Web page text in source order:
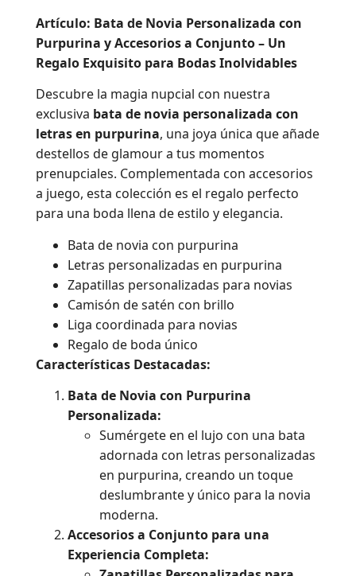
Artículo: Bata de Novia Personalizada con
Purpurina y Accesorios a Conjunto – Un
Regalo Exquisito para Bodas Inolvidables
Descubre la magia nupcial con nuestra
exclusiva bata de novia personalizada con
letras en purpurina, una joya única que añade
destellos de glamour a tus momentos
prenupciales. Complementada con accesorios
a juego, esta colección es el regalo perfecto
para una boda llena de estilo y elegancia.
Bata de novia con purpurina
Letras personalizadas en purpurina
Zapatillas personalizadas para novias
Camisón de satén con brillo
Liga coordinada para novias
Regalo de boda único
Características Destacadas:
Bata de Novia con Purpurina
Personalizada:
Sumérgete en el lujo con una bata
adornada con letras personalizadas
en purpurina, creando un toque
deslumbrante y único para la novia
moderna.
Accesorios a Conjunto para una
Experiencia Completa: